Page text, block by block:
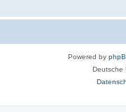
Powered by
Deutsche